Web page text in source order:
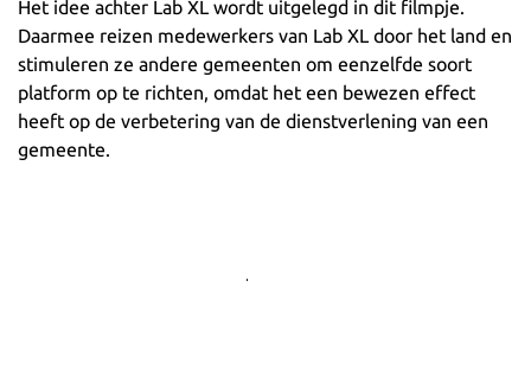
Het idee achter Lab XL wordt uitgelegd in dit filmpje.
Daarmee reizen medewerkers van Lab XL door het land en
stimuleren ze andere gemeenten om eenzelfde soort
platform op te richten, omdat het een bewezen effect
heeft op de verbetering van de dienstverlening van een
gemeente.